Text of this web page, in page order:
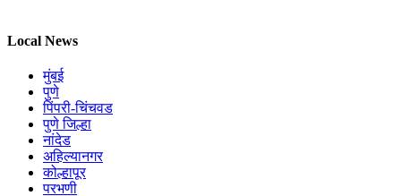
Local News
मुंबई
पुणे
पिंपरी-चिंचवड
पुणे जिल्हा
नांदेड
अहिल्यानगर
कोल्हापूर
परभणी